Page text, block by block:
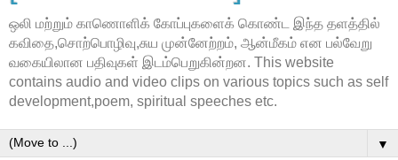
ஒலி மற்றும் காணொளிக் கோப்புகளைக் கொண்ட இந்த தளத்தில்
கவிதை,சொற்பொழிவு,சுய முன்னேற்றம், ஆன்மீகம் என பல்வேறு
வகையிலான பதிவுகள் இடம்பெறுகின்றன. This website
contains audio and video clips on various topics such as self
development,poem, spiritual speeches etc.
▼